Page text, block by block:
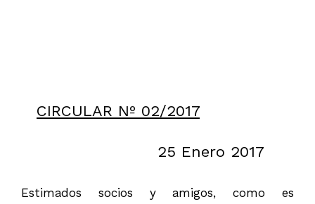
CIRCULAR Nº 02/2017
25 Enero 2017
Estimados socios y amigos, como es